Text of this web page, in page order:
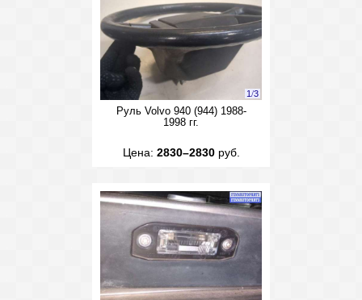
1/3
Руль Volvo 940 (944) 1988-
1998 гг.
Цена: 2830–2830руб.